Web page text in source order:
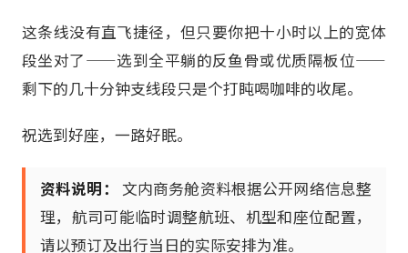
这条线没有直飞捷径，但只要你把十小时以上的宽体
段坐对了——选到全平躺的反鱼骨或优质隔板位——
剩下的几十分钟支线段只是个打盹喝咖啡的收尾。
祝选到好座，一路好眠。
资料说明：
文内商务舱资料根据公开网络信息整
理，航司可能临时调整航班、机型和座位配置，
请以预订及出行当日的实际安排为准。